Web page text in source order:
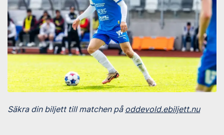
Säkra din biljett till matchen på oddevold.ebiljett.nu